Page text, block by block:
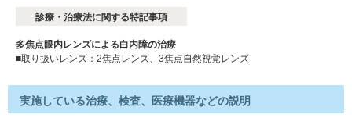
診療・治療法に関する特記事項
多焦点眼内レンズによる白内障の治療
■取り扱いレンズ：2焦点レンズ、3焦点自然視覚レンズ
実施している治療、検査、医療機器などの説明